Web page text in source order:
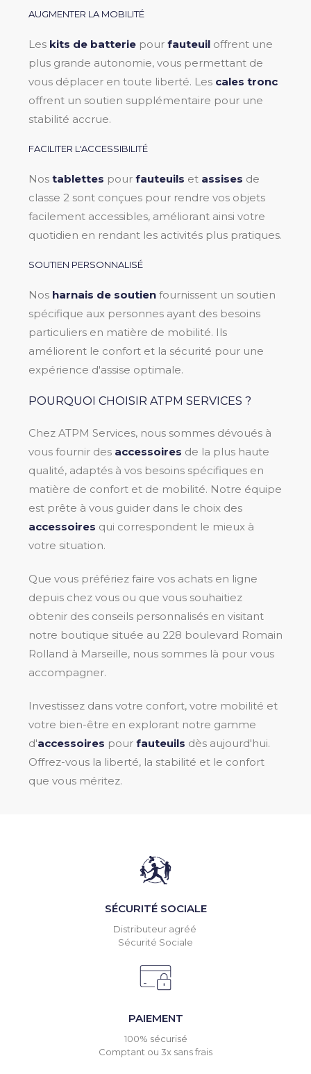
AUGMENTER LA MOBILITÉ
Les kits de batterie pour fauteuil offrent une
plus grande autonomie, vous permettant de
vous déplacer en toute liberté. Les cales tronc
offrent un soutien supplémentaire pour une
stabilité accrue.
FACILITER L'ACCESSIBILITÉ
Nos tablettes pour fauteuils et assises de
classe 2 sont conçues pour rendre vos objets
facilement accessibles, améliorant ainsi votre
quotidien en rendant les activités plus pratiques.
SOUTIEN PERSONNALISÉ
Nos harnais de soutienfournissent un soutien
spécifique aux personnes ayant des besoins
particuliers en matière de mobilité. Ils
améliorent le confort et la sécurité pour une
expérience d'assise optimale.
POURQUOI CHOISIR ATPM SERVICES ?
Chez ATPM Services, nous sommes dévoués à
vous fournir des accessoires de la plus haute
qualité, adaptés à vos besoins spécifiques en
matière de confort et de mobilité. Notre équipe
est prête à vous guider dans le choix des
accessoires qui correspondent le mieux à
votre situation.
Que vous préfériez faire vos achats en ligne
depuis chez vous ou que vous souhaitiez
obtenir des conseils personnalisés en visitant
notre boutique située au 228 boulevard Romain
Rolland à Marseille, nous sommes là pour vous
accompagner.
Investissez dans votre confort, votre mobilité et
votre bien-être en explorant notre gamme
d'accessoires pour fauteuils dès aujourd'hui.
Offrez-vous la liberté, la stabilité et le confort
que vous méritez.
SÉCURITÉ SOCIALE
Distributeur agréé
Sécurité Sociale
PAIEMENT
100% sécurisé
Comptant ou 3x sans frais